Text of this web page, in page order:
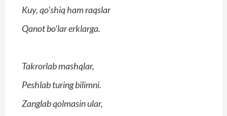
Kuy, qo'shiq ham raqslar
Qanot bo'lar erklarga.
Takrorlab mashqlar,
Peshlab turing bilimni.
Zanglab qolmasin ular,